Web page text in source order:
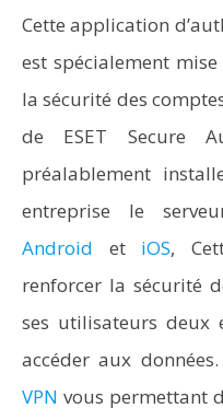
Cette application
est spécialement
la sécurité des
de ESET Secure
préalablement
entreprise le
Android et iOS,
renforcer la sécurité
ses utilisateurs deux
accéder aux
VPN vous permettant